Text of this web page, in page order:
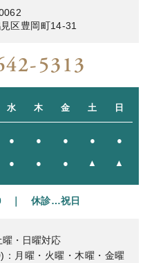
区豊岡町14-31
5313
水 木 金 土 日
● ● ● ● ●
● ● ● ▲ ▲
｜ 休診…祝日
・日曜対応
月曜・火曜・木曜・金曜